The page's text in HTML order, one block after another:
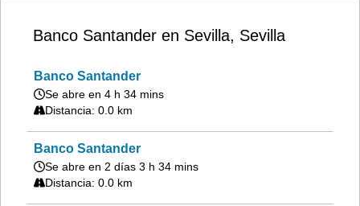
Banco Santander en Sevilla, Sevilla
Banco Santander
Se abre en 4 h 34 mins
Distancia: 0.0 km
Banco Santander
Se abre en 2 días 3 h 34 mins
Distancia: 0.0 km